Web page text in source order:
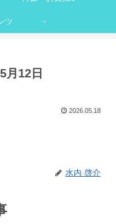
ツ
月12日
2026.05.18
水内 啓介